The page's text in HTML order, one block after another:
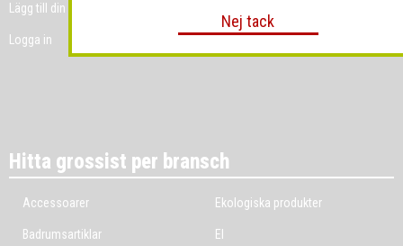
Lägg till din grossistverksamhet
Logga in
Hitta grossist per bransch
Accessoarer
Badrumsartiklar
Ekologiska produkter
El
Nej tack